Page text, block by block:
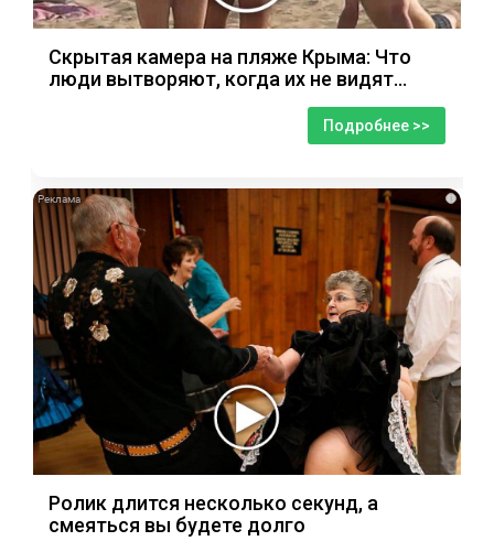
Скрытая камера на пляже Крыма: Что
люди вытворяют, когда их не видят...
Подробнее >>
i
Ролик длится несколько секунд, а
смеяться вы будете долго